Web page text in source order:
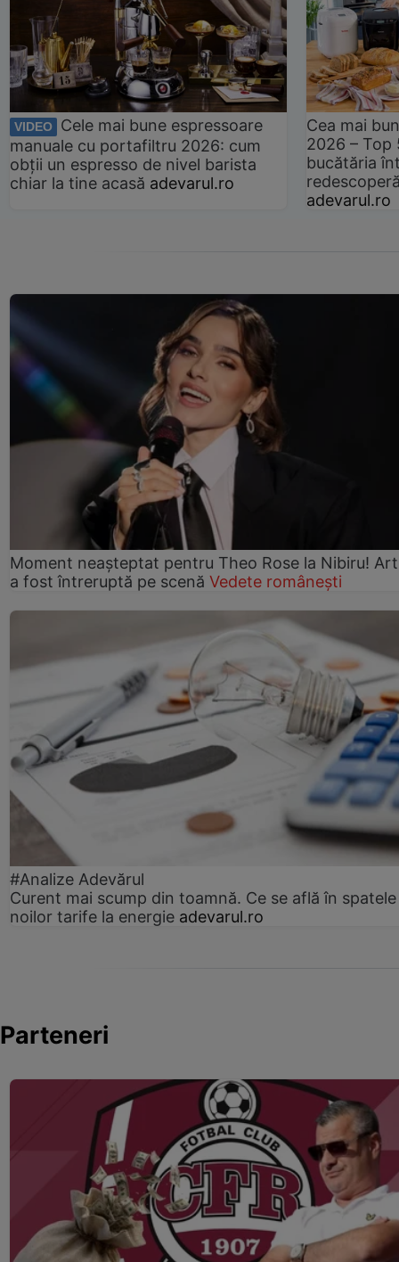
VIDEO
Cele mai bune espressoare
manuale cu portafiltru 2026: cum
obții un espresso de nivel barista
chiar la tine acasă adevarul.ro
Cea mai
2026 –
bucătăria
adevarul.ro
Moment neașteptat pentru Theo Rose la Nibiru!
a fost întreruptă pe scenă Vedete românești
#Analize Adevărul
Curent mai scump din toamnă. Ce se află în spatele
noilor tarife la energie adevarul.ro
Parteneri